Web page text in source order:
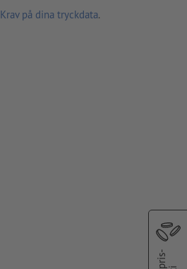
Krav på dina tryckdata.